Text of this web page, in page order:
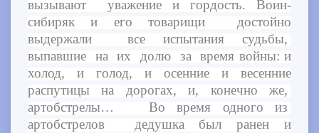
вызывают уважение и гордость. Воин-
сибиряк и его товарищи достойно
выдержали все испытания судьбы,
выпавшие на их долю за время войны: и
холод, и голод, и осенние и весенние
распутицы на дорогах, и, конечно же,
артобстрелы… Во время одного из
артобстрелов дедушка был ранен и